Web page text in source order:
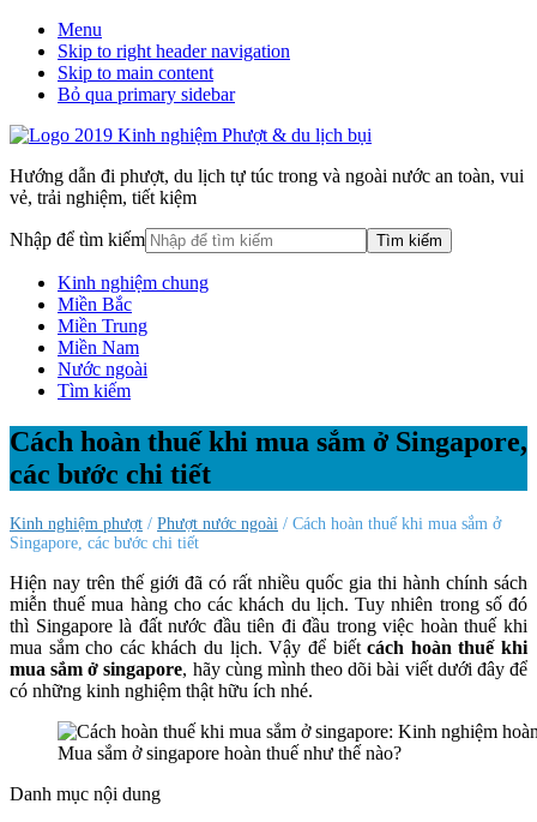
Menu
Skip to right header navigation
Skip to main content
Bỏ qua primary sidebar
Hướng dẫn đi phượt, du lịch tự túc trong và ngoài nước an toàn, vui
vẻ, trải nghiệm, tiết kiệm
Nhập để tìm kiếm
Kinh nghiệm chung
Miền Bắc
Miền Trung
Miền Nam
Nước ngoài
Tìm kiếm
Cách hoàn thuế khi mua sắm ở Singapore,
các bước chi tiết
Kinh nghiệm phượt / Phượt nước ngoài / Cách hoàn thuế khi mua sắm ở
Singapore, các bước chi tiết
Hiện nay trên thế giới đã có rất nhiều quốc gia thi hành chính sách
miễn thuế mua hàng cho các khách du lịch. Tuy nhiên trong số đó
thì Singapore là đất nước đầu tiên đi đầu trong việc hoàn thuế khi
mua sắm cho các khách du lịch. Vậy để biếtcách hoàn thuế khi
mua sắm ở singapore, hãy cùng mình theo dõi bài viết dưới đây để
có những kinh nghiệm thật hữu ích nhé.
Mua sắm ở singapore hoàn thuế như thế nào?
Danh mục nội dung